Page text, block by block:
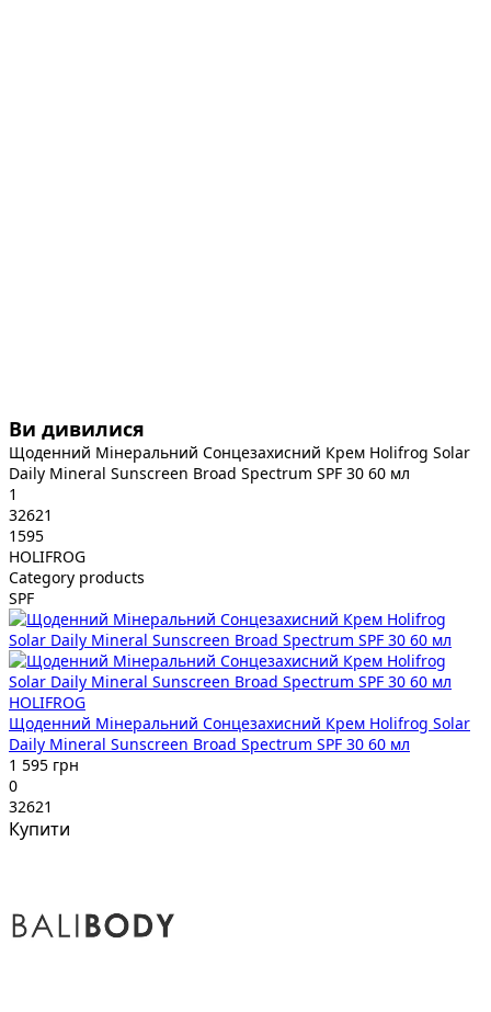
Ви дивилися
Щоденний Мінеральний Сонцезахисний Крем Holifrog Solar
Daily Mineral Sunscreen Broad Spectrum SPF 30 60 мл
1
32621
1595
HOLIFROG
Category products
SPF
HOLIFROG
Щоденний Мінеральний Сонцезахисний Крем Holifrog Solar
Daily Mineral Sunscreen Broad Spectrum SPF 30 60 мл
1 595 грн
0
32621
Купити